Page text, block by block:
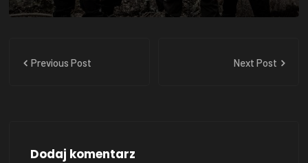
Previous Post Next Post
Dodaj komentarz